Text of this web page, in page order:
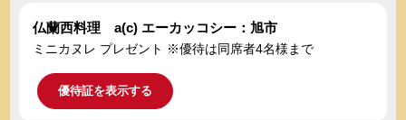
仏蘭西料理 a(c) エーカッコシー：旭市
ミニカヌレ プレゼント ※優待は同席者4名様まで
優待証を表示する